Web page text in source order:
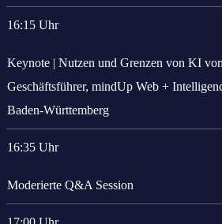
16:15 Uhr
Keynote | Nutzen und Grenzen von KI
Geschäftsführer, mindUp Web +
Baden-Württemberg
16:35 Uhr
Moderierte Q&A Session